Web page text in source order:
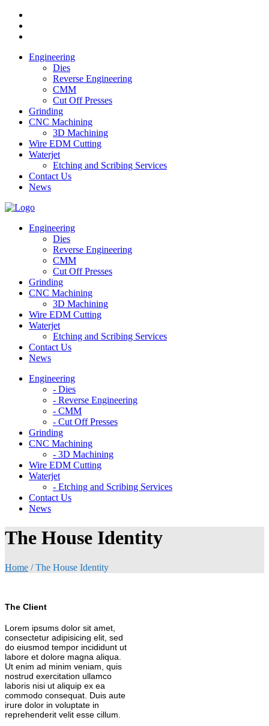
Engineering
Dies
Reverse Engineering
CMM
Cut Off Presses
Grinding
CNC Machining
3D Machining
Wire EDM Cutting
Waterjet
Etching and Scribing Services
Contact Us
News
Engineering
Dies
Reverse Engineering
CMM
Cut Off Presses
Grinding
CNC Machining
3D Machining
Wire EDM Cutting
Waterjet
Etching and Scribing Services
Contact Us
News
Engineering
- Dies
- Reverse Engineering
- CMM
- Cut Off Presses
Grinding
CNC Machining
- 3D Machining
Wire EDM Cutting
Waterjet
- Etching and Scribing Services
Contact Us
News
The House Identity
Home /The House Identity
The Client
Lorem ipsums dolor sit amet,
consectetur adipisicing elit, sed
do eiusmod tempor incididunt ut
labore et dolore magna aliqua.
Ut enim ad minim veniam, quis
nostrud exercitation ullamco
laboris nisi ut aliquip ex ea
commodo consequat. Duis aute
irure dolor in voluptate in
reprehenderit velit esse cillum.